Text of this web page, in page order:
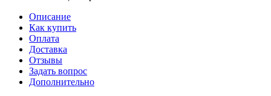
Описание
Как купить
Оплата
Доставка
Отзывы
Задать вопрос
Дополнительно